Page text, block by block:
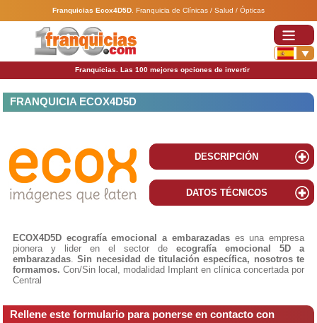
Franquicias Ecox4D5D Franquicia de Clínicas / Salud / Ópticas
Franquicias. Las 100 mejores opciones de invertir
FRANQUICIA ECOX4D5D
DESCRIPCIÓN
DATOS TÉCNICOS
ECOX4D5D ecografía emocional a embarazadas es una empresa
pionera y lider en el sector de ecografía emocional 5D a
embarazadas.Sin necesidad de titulación específica, nosotros te
formamos. Con/Sin local, modalidad Implant en clínica concertada por
Central
Rellene este formulario para ponerse en contacto con